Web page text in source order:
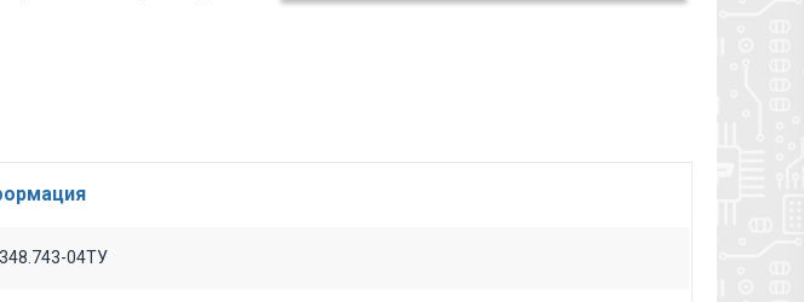
номер разработки
Вся дополнительная
04ТУ